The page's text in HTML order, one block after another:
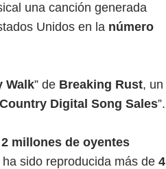
una canción generada
Unidos en la número
Walk” de Breaking Rust, un
Country Digital Song Sales”.
millones de oyentes
sido reproducida más de 4